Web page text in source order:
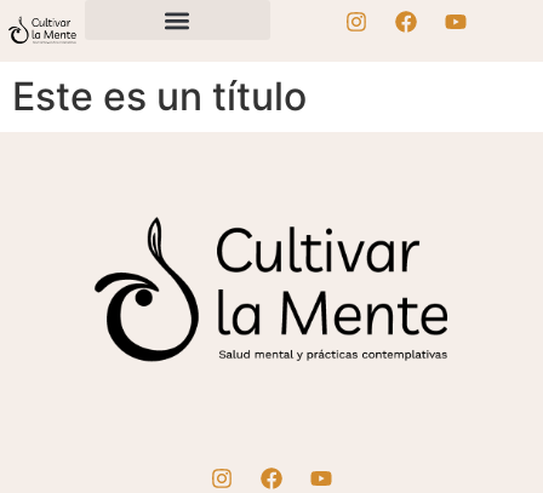
Este es un título